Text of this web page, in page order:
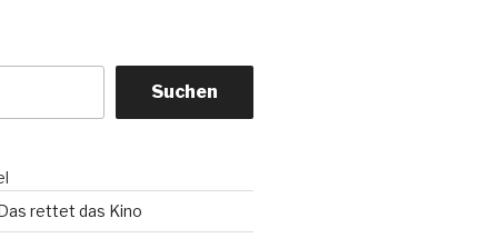
Suchen
rettet das Kino